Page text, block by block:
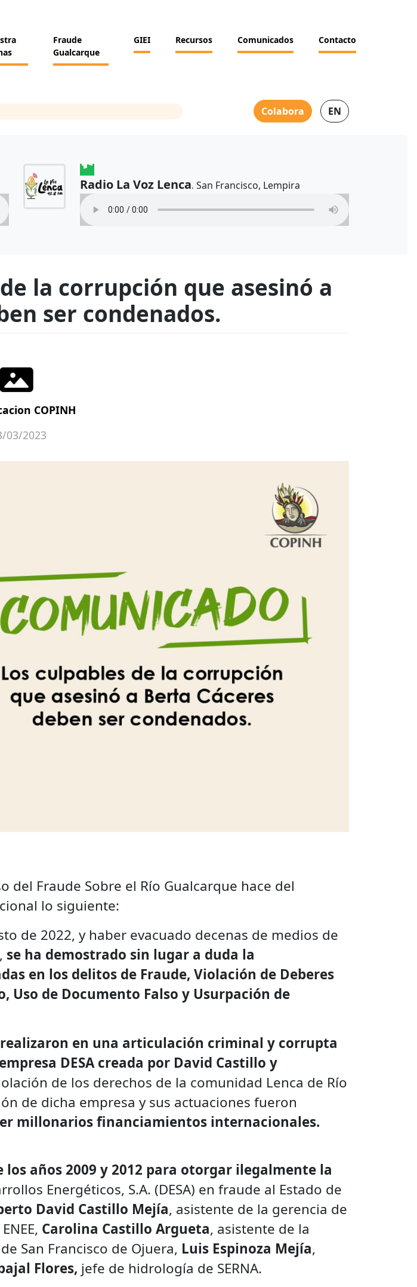
Fraude
Gualcarque
GIEI Recursos Comunicados Contacto
Colabora EN
Radio La Voz Lenca. San Francisco, Lempira
la corrupción que asesinó a
ser condenados.
COPINH
03/2023
del Fraude Sobre el Río Gualcarque hace del
lo siguiente:
de 2022, y haber evacuado decenas de medios de
se ha demostrado sin lugar a duda la
en los delitos de Fraude, Violación de Deberes
Uso de Documento Falso y Usurpación de
en una articulación criminal y corrupta
DESA creada por David Castillo y
de los derechos de la comunidad Lenca de Río
de dicha empresa y sus actuaciones fueron
millonarios financiamientos internacionales.
años 2009 y 2012 para otorgar ilegalmente la
Energéticos, S.A. (DESA) en fraude al Estado de
David Castillo Mejía, asistente de la gerencia de
Carolina Castillo Argueta, asistente de la
San Francisco de Ojuera, Luis Espinoza Mejía,
Flores, jefe de hidrología de SERNA.